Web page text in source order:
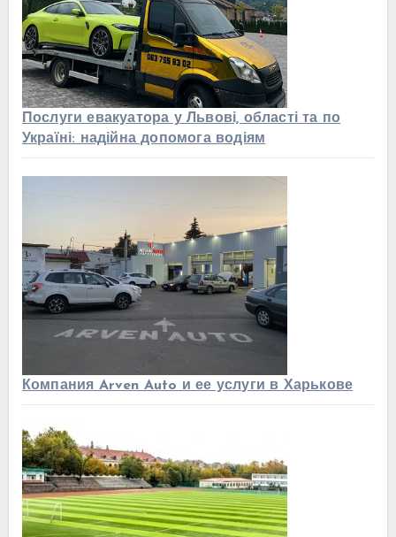
Послуги евакуатора у Львові, області та по
Україні: надійна допомога водіям
Компания Arven Auto и ее услуги в Харькове